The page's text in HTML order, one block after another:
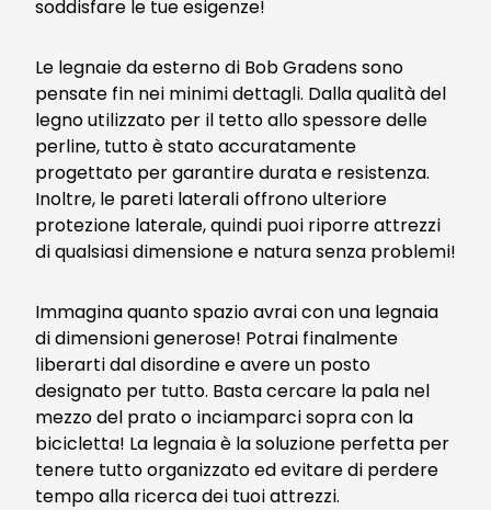
soddisfare le tue esigenze!
Le legnaie da esterno di Bob Gradens sono
pensate fin nei minimi dettagli. Dalla qualità del
legno utilizzato per il tetto allo spessore delle
perline, tutto è stato accuratamente
progettato per garantire durata e resistenza.
Inoltre, le pareti laterali offrono ulteriore
protezione laterale, quindi puoi riporre attrezzi
di qualsiasi dimensione e natura senza problemi!
Immagina quanto spazio avrai con una legnaia
di dimensioni generose! Potrai finalmente
liberarti dal disordine e avere un posto
designato per tutto. Basta cercare la pala nel
mezzo del prato o inciamparci sopra con la
bicicletta! La legnaia è la soluzione perfetta per
tenere tutto organizzato ed evitare di perdere
tempo alla ricerca dei tuoi attrezzi.